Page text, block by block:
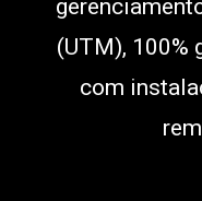
(UTM), 100%
com